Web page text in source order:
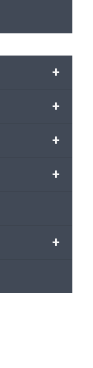
+
+
+
+
+